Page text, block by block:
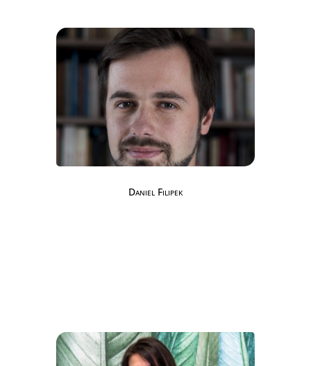
Daniel Filipek